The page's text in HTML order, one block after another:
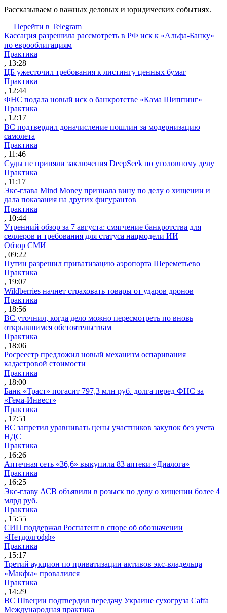
Рассказываем о важных деловых и юридических событиях.
Перейти в Telegram
Кассация разрешила рассмотреть в РФ иск к «Альфа-Банку»
по еврооблигациям
Практика
, 13:28
ЦБ ужесточил требования к листингу ценных бумаг
Практика
, 12:44
ФНС подала новый иск о банкротстве «Кама Шиппинг»
Практика
, 12:17
ВС подтвердил доначисление пошлин за модернизацию
самолета
Практика
, 11:46
Суды не приняли заключения DeepSeek по уголовному делу
Практика
, 11:17
Экс-глава Mind Money признала вину по делу о хищении и
дала показания на других фигурантов
Практика
, 10:44
Утренний обзор за 7 августа: смягчение банкротства для
селлеров и требования для статуса нацмодели ИИ
Обзор СМИ
, 09:22
Путин разрешил приватизацию аэропорта Шереметьево
Практика
, 19:07
Wildberries начнет страховать товары от ударов дронов
Практика
, 18:56
ВС уточнил, когда дело можно пересмотреть по вновь
открывшимся обстоятельствам
Практика
, 18:06
Росреестр предложил новый механизм оспаривания
кадастровой стоимости
Практика
, 18:00
Банк «Траст» погасит 797,3 млн руб. долга перед ФНС за
«Гема-Инвест»
Практика
, 17:51
ВС запретил уравнивать цены участников закупок без учета
НДС
Практика
, 16:26
Аптечная сеть «36,6» выкупила 83 аптеки «Диалога»
Практика
, 16:25
Экс-главу АСВ объявили в розыск по делу о хищении более 4
млрд руб.
Практика
, 15:55
СИП поддержал Роспатент в споре об обозначении
«Нетдолгофф»
Практика
, 15:17
Третий аукцион по приватизации активов экс-владельца
«Макфы» провалился
Практика
, 14:29
ВС Швеции подтвердил передачу Украине сухогруза Caffa
Международная практика